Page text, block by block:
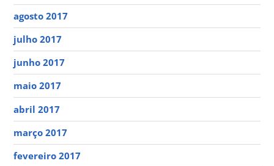
agosto 2017
julho 2017
junho 2017
maio 2017
abril 2017
março 2017
fevereiro 2017